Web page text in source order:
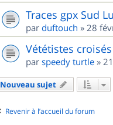
Traces gpx Sud
par duftouch » 28
Vététistes
par speedy turtle »
Nouveau sujet
Revenir à l’accueil du forum